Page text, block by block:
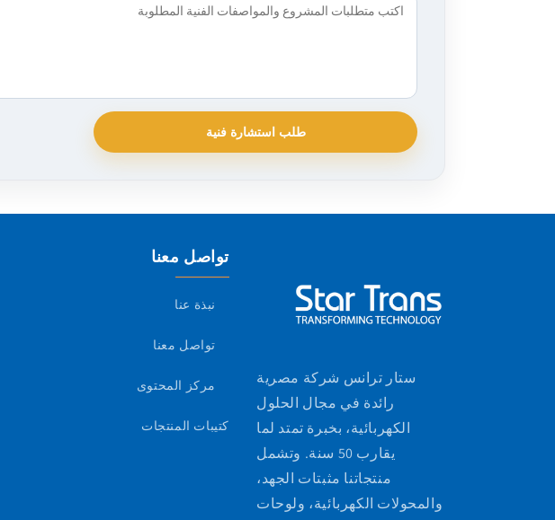
طلب استشارة فنية
ستار ترانس شركة مصرية
رائدة في مجال الحلول
الكهربائية، بخبرة تمتد لما
يقارب 50 سنة. وتشمل
منتجاتنا مثبتات الجهد،
والمحولات الكهربائية، ولوحات
تواصل معنا
نبذة عنا
تواصل معنا
مركز المحتوى
كتيبات المنتجات